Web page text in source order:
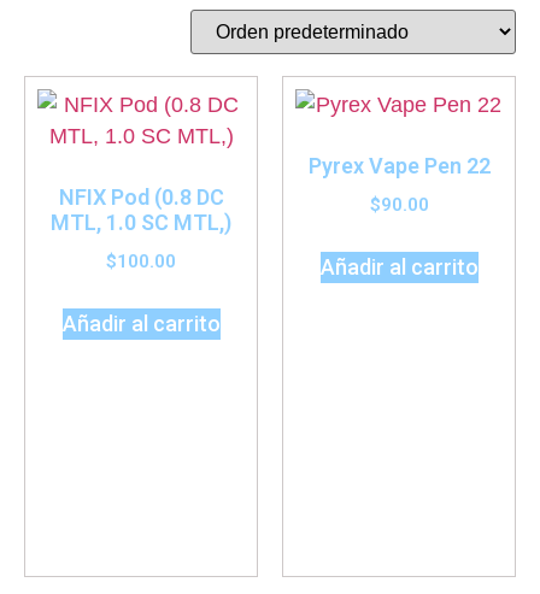
NFIX Pod (0.8 DC
MTL, 1.0 SC MTL,)
$100.00
Añadir al carrito
Pyrex Vape Pen 22
$90.00
Añadir al carrito